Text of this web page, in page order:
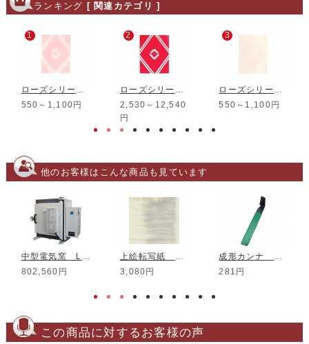
ランキング [ 関連カテゴリ ]
1
ローズシリーズ Rose30
550～1,100円
2
ローズシリーズ Rose10
2,530～12,540
円
3
ローズシリーズ Rose29
550～1,100円
他のお客様はこんな商品も見ています
中型電気窯 LK-6型
802,560円
上絵転写紙 No.67 (SSD)
3,080円
成形カンナ No.5
281円
この商品に対するお客様の声